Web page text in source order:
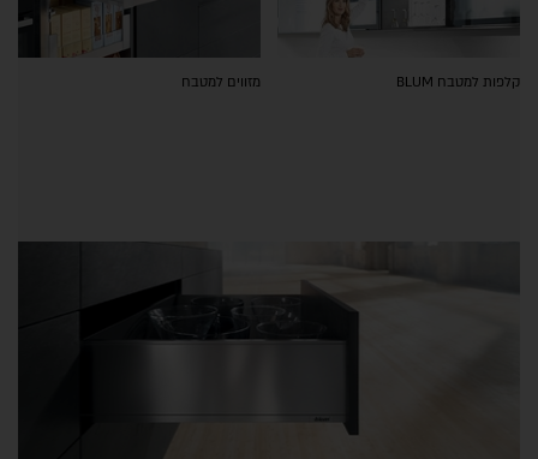
קלפות למטבח BLUM מזווים למטבח